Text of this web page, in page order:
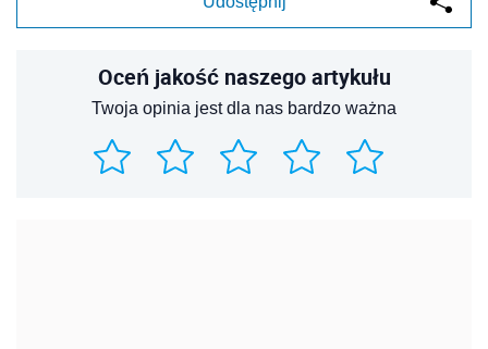
Oceń jakość naszego artykułu
Twoja opinia jest dla nas bardzo ważna